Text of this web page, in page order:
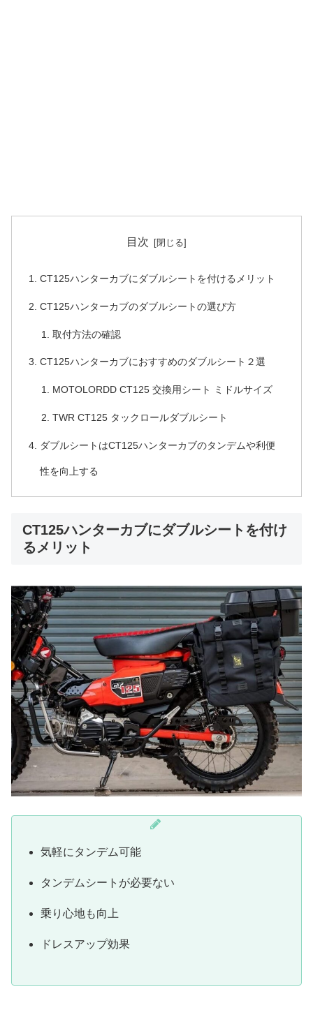
目次
CT125ハンターカブにダブルシートを付けるメリット
CT125ハンターカブのダブルシートの選び方
取付方法の確認
CT125ハンターカブにおすすめのダブルシート２選
MOTOLORDD CT125 交換用シート ミドルサイズ
TWR CT125 タックロールダブルシート
ダブルシートはCT125ハンターカブのタンデムや利便
性を向上する
CT125ハンターカブにダブルシートを付け
るメリット
気軽にタンデム可能
タンデムシートが必要ない
乗り心地も向上
ドレスアップ効果